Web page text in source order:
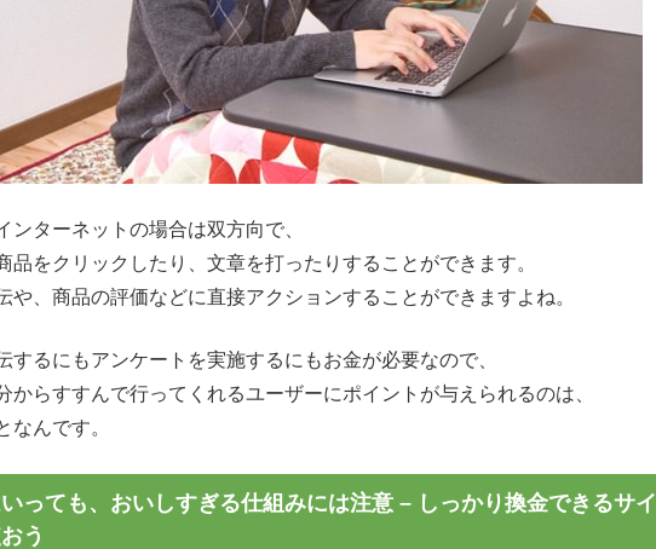
ンターネットの場合は双方向で、
品をクリックしたり、文章を打ったりすることができます。
や、商品の評価などに直接アクションすることができますよね。
するにもアンケートを実施するにもお金が必要なので、
からすすんで行ってくれるユーザーにポイントが与えられるのは、
なんです。
っても、おいしすぎる仕組みには注意 – しっかり換金できるサイ
う